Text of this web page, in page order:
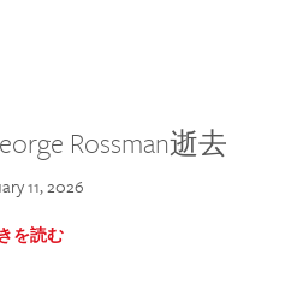
Rossman逝去
11, 2026
を読む